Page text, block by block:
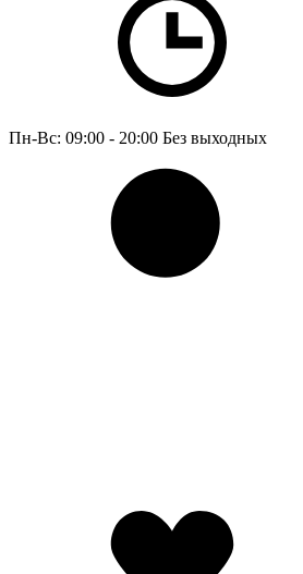
Пн-Вс: 09:00 - 20:00 Без выходных